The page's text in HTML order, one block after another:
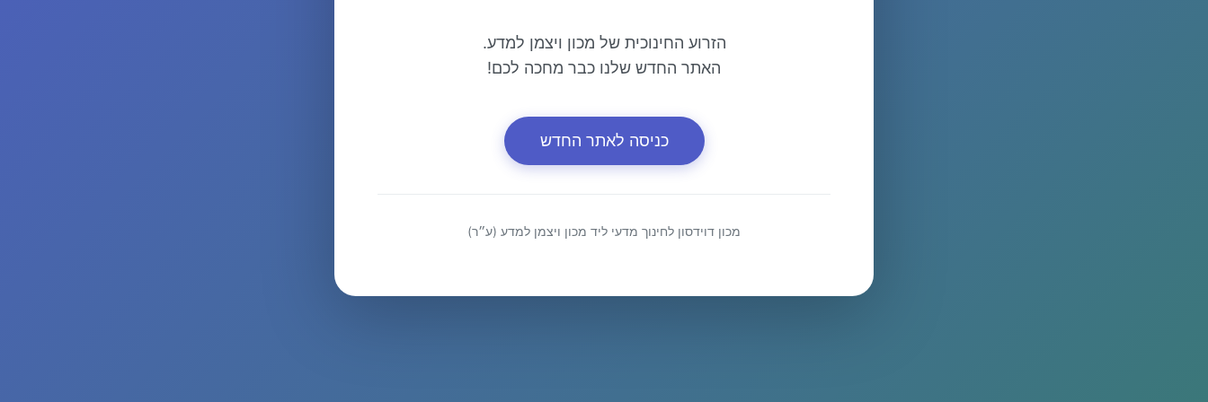
הזרוע החינוכית של מכון ויצמן למדע.
האתר החדש שלנו כבר מחכה לכם!
כניסה לאתר החדש
מכון דוידסון לחינוך מדעי ליד מכון ויצמן למדע (ע״ר)